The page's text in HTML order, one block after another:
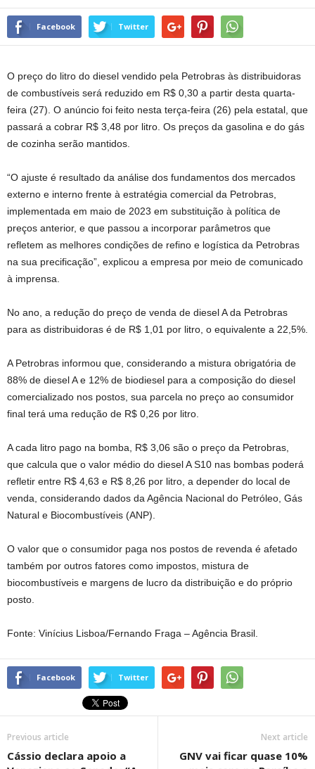
Facebook Twitter
O preço do litro do diesel vendido pela Petrobras às distribuidoras
de combustíveis será reduzido em R$ 0,30 a partir desta quarta-
feira (27). O anúncio foi feito nesta terça-feira (26) pela estatal, que
passará a cobrar R$ 3,48 por litro. Os preços da gasolina e do gás
de cozinha serão mantidos.
“O ajuste é resultado da análise dos fundamentos dos mercados
externo e interno frente à estratégia comercial da Petrobras,
implementada em maio de 2023 em substituição à política de
preços anterior, e que passou a incorporar parâmetros que
refletem as melhores condições de refino e logística da Petrobras
na sua precificação”, explicou a empresa por meio de comunicado
à imprensa.
No ano, a redução do preço de venda de diesel A da Petrobras
para as distribuidoras é de R$ 1,01 por litro, o equivalente a 22,5%.
A Petrobras informou que, considerando a mistura obrigatória de
88% de diesel A e 12% de biodiesel para a composição do diesel
comercializado nos postos, sua parcela no preço ao consumidor
final terá uma redução de R$ 0,26 por litro.
A cada litro pago na bomba, R$ 3,06 são o preço da Petrobras,
que calcula que o valor médio do diesel A S10 nas bombas poderá
refletir entre R$ 4,63 e R$ 8,26 por litro, a depender do local de
venda, considerando dados da Agência Nacional do Petróleo, Gás
Natural e Biocombustíveis (ANP).
O valor que o consumidor paga nos postos de revenda é afetado
também por outros fatores como impostos, mistura de
biocombustíveis e margens de lucro da distribuição e do próprio
posto.
Fonte: Vinícius Lisboa/Fernando Fraga – Agência Brasil.
Facebook Twitter
Previous article
Cássio declara apoio a
Next article
GNV vai ficar quase 10%